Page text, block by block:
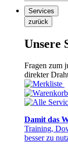
Services
zurück
Unsere
Fragen zum
direkter
Damit das
Training,
besser zu